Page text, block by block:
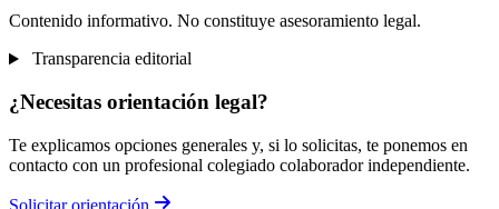
Contenido informativo. No constituye asesoramiento legal.
Transparencia editorial
¿Necesitas orientación legal?
Te explicamos opciones generales y, si lo solicitas, te ponemos en
contacto con un profesional colegiado colaborador independiente.
Solicitar orientación